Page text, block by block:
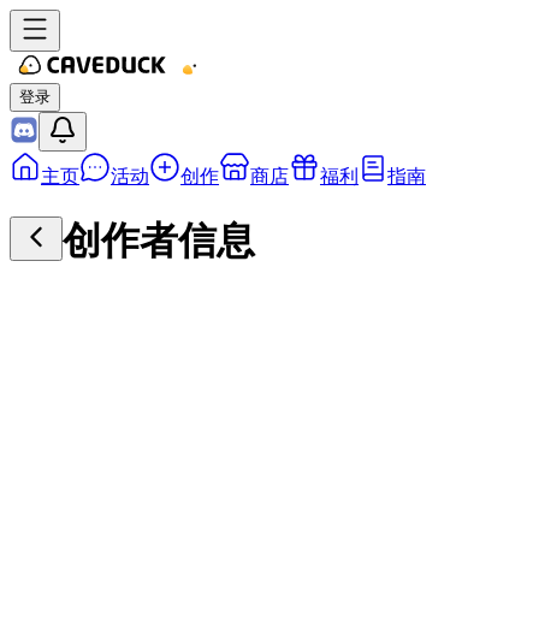
登录
主页 活动 创作 商店 福利 指南
创作者信息